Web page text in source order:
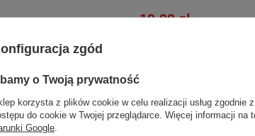
30 dni
29,99 zł -33%
19,99 zł
Najniższa cena produktu w okresie 30
przed wprowadzeniem obniżki:
zgód
o Twoją prywatność
korzysta z plików cookie w celu realizacji usług zgodnie z
do cookie w Twojej przeglądarce. Więcej informacji
Google